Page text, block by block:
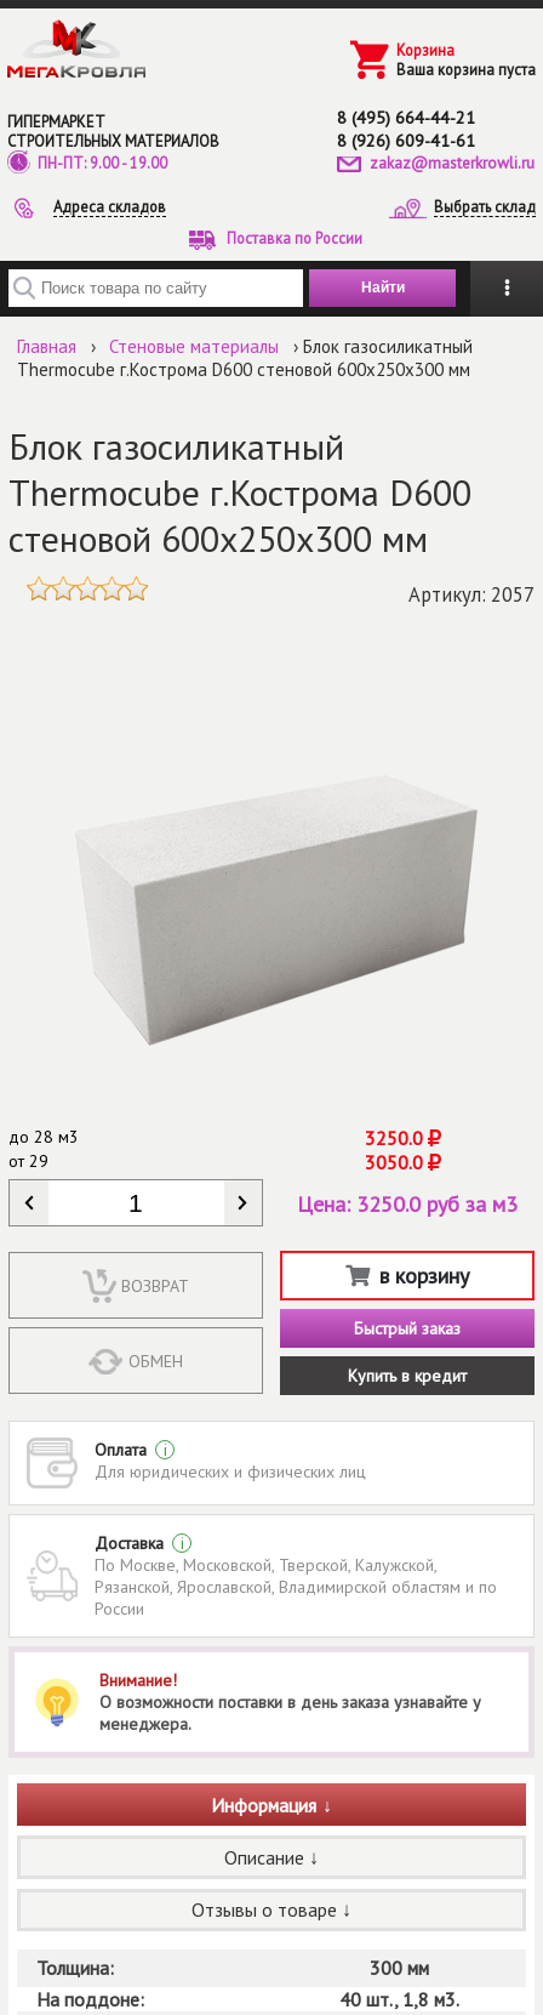
Перейти к основному содержанию
ГИПЕРМАРКЕТ
СТРОИТЕЛЬНЫХ МАТЕРИАЛОВ
ПН-ПТ: 9.00 - 19.00
8 (495) 664-44-21
8 (926) 609-41-61
zakaz@masterkrowli.ru
Адреса складов
Выбрать склад
Поставка по России
Корзина
Ваша корзина пуста
Введите ключевые слова для поиска
Главная › Стеновые материалы
› Блок газосиликатный
Thermocube г.Кострома D600 стеновой 600х250х300 мм
Блок газосиликатный
Thermocube г.Кострома D600
стеновой 600х250х300 мм
Артикул: 2057
до 28 м3 3250.0
от29 3050.0
КОЛИЧЕСТВО
ВОЗВРАТ
ОБМЕН
Цена: 3250.0 руб за м3
в корзину
Быстрый заказ
Купить в кредит
Оплата
i
Для юридических и физических лиц
Доставка
i
По Москве, Московской, Тверской, Калужской,
Рязанской, Ярославской, Владимирской областям и по
России
Внимание!
О возможности поставки в день заказа узнавайте у
менеджера.
Информация
Описание
Отзывы о товаре
Толщина:
300 мм
На поддоне:
40 шт., 1,8 м3.